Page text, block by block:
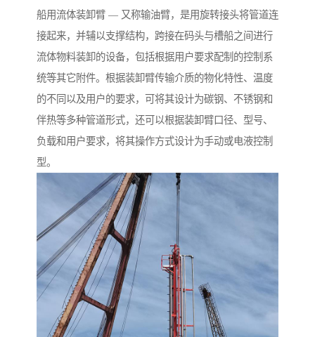
船用流体装卸臂 — 又称输油臂，是用旋转接头将管道连
接起来，并辅以支撑结构，跨接在码头与槽船之间进行
流体物料装卸的设备，包括根据用户要求配制的控制系
统等其它附件。根据装卸臂传输介质的物化特性、温度
的不同以及用户的要求，可将其设计为碳钢、不锈钢和
伴热等多种管道形式，还可以根据装卸臂口径、型号、
负载和用户要求，将其操作方式设计为手动或电液控制
型。